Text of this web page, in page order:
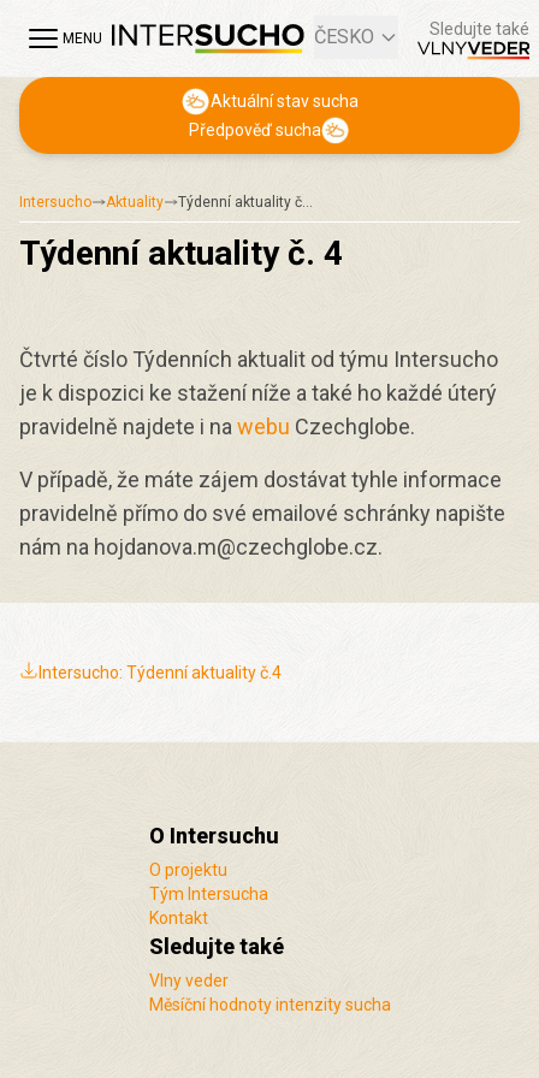
MENU ČESKO Sledujte také
Aktuální stav sucha
Předpověď sucha
Intersucho Aktuality Týdenní aktuality č…
Týdenní aktuality č. 4
Čtvrté číslo Týdenních aktualit od týmu Intersucho
je k dispozici ke stažení níže a také ho každé úterý
pravidelně najdete i na webu Czechglobe.
V případě, že máte zájem dostávat tyhle informace
pravidelně přímo do své emailové schránky napište
nám na hojdanova.m@czechglobe.cz.
Intersucho: Týdenní aktuality č.4
O Intersuchu
O projektu
Tým Intersucha
Kontakt
Sledujte také
Vlny veder
Měsíční hodnoty intenzity sucha